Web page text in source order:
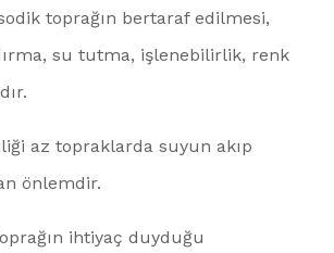
toprağın bertaraf edilmesi,
su tutma, işlenebilirlik, renk
az topraklarda suyun akıp
önlemdir.
ihtiyaç duyduğu